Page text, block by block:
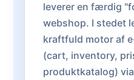
leverer en færdig
webshop. I stedet
kraftfuld motor af
(cart, inventory,
produktkatalog)